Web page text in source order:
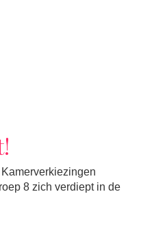
8 zich verdiept in de